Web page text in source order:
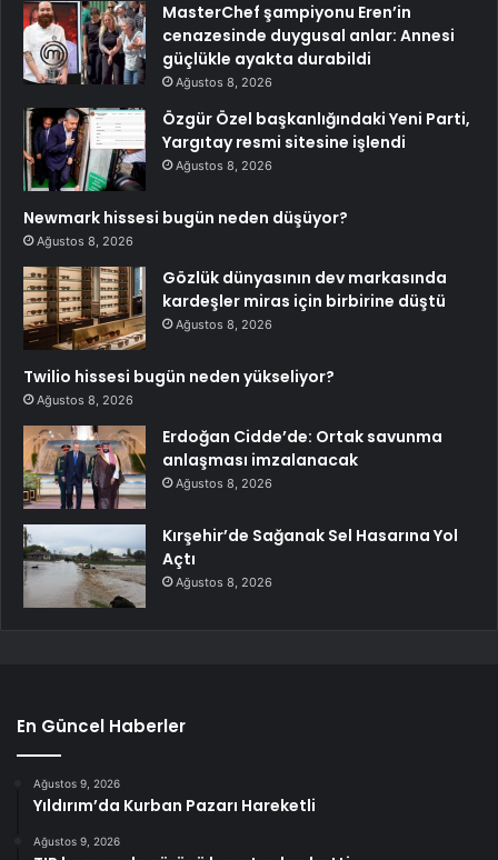
MasterChef şampiyonu Eren’in
cenazesinde duygusal anlar: Annesi
güçlükle ayakta durabildi
Ağustos 8, 2026
Özgür Özel başkanlığındaki Yeni Parti,
Yargıtay resmi sitesine işlendi
Ağustos 8, 2026
Newmark hissesi bugün neden düşüyor?
Ağustos 8, 2026
Gözlük dünyasının dev markasında
kardeşler miras için birbirine düştü
Ağustos 8, 2026
Twilio hissesi bugün neden yükseliyor?
Ağustos 8, 2026
Erdoğan Cidde’de: Ortak savunma
anlaşması imzalanacak
Ağustos 8, 2026
Kırşehir’de Sağanak Sel Hasarına Yol
Açtı
Ağustos 8, 2026
En Güncel Haberler
Ağustos 9, 2026
Yıldırım’da Kurban Pazarı Hareketli
Ağustos 9, 2026